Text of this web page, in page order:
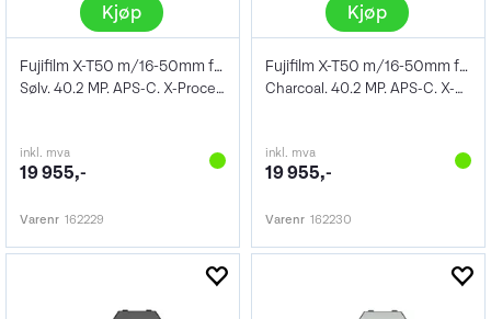
Kjøp
Fujifilm X-T50 m/16-50mm f/2.8-4.8 R LM
Sølv. 40.2 MP. APS-C. X-Processor 5
inkl. mva
19 955,-
Varenr 162229
Kjøp
Fujifilm X-T50 m/16-50mm f/2.8-4.8 R LM
Charcoal. 40.2 MP. APS-C. X-Processor 5
inkl. mva
19 955,-
Varenr 162230